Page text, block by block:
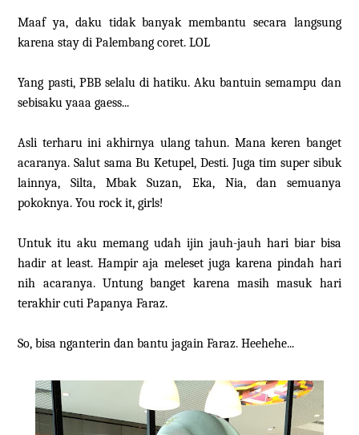
Maaf ya, daku tidak banyak membantu secara langsung
karena stay di Palembang coret. LOL
Yang pasti, PBB selalu di hatiku. Aku bantuin semampu dan
sebisaku yaaa gaess...
Asli terharu ini akhirnya ulang tahun. Mana keren banget
acaranya. Salut sama Bu Ketupel, Desti. Juga tim super sibuk
lainnya, Silta, Mbak Suzan, Eka, Nia, dan semuanya
pokoknya. You rock it, girls!
Untuk itu aku memang udah ijin jauh-jauh hari biar bisa
hadir at least. Hampir aja meleset juga karena pindah hari
nih acaranya. Untung banget karena masih masuk hari
terakhir cuti Papanya Faraz.
So, bisa nganterin dan bantu jagain Faraz. Heehehe...